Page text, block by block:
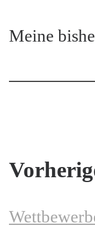
Meine